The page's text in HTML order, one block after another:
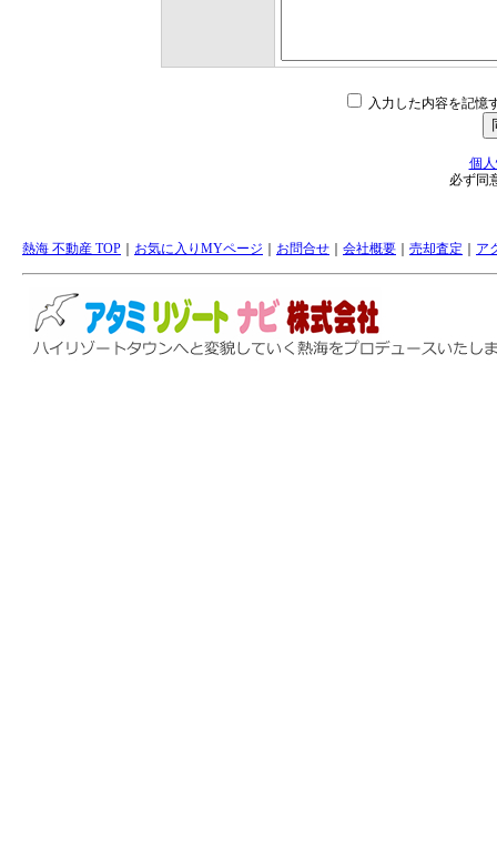
入力した内容を記憶
個
必ず同
熱海 不動産 TOP お気に入りMYページ お問合せ 会社概要 売却査定 ア